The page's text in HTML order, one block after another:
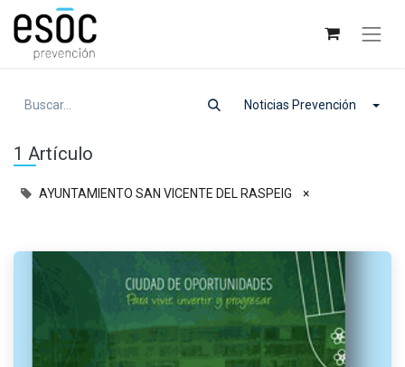
Noticias Prevención
1 Artículo
AYUNTAMIENTO SAN VICENTE DEL RASPEIG ×